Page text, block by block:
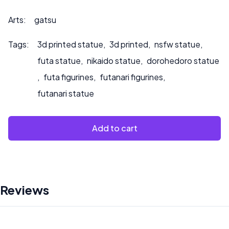
dipingiamo il prodotto.
Arts: gatsu
Tags: 3d printed statue, 3d printed, nsfw statue,
futa statue, nikaido statue, dorohedoro statue
, futa figurines, futanari figurines,
futanari statue
Add to cart
Reviews